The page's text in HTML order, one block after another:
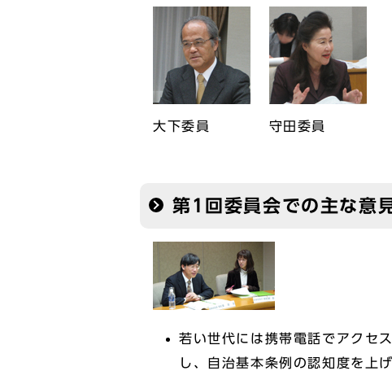
大下委員 守田委員
第1回委員会での主な意
若い世代には携帯電話でアクセ
し、自治基本条例の認知度を上